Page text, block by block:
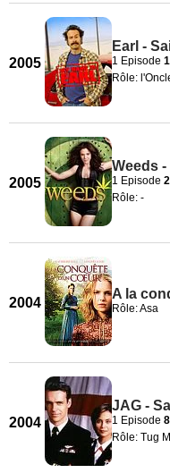
2005
Earl -
1 Episode
Rôle:
2005
Weeds
1 Episode 2
Rôle: -
2004
A la
Rôle: Asa
2004
JAG -
1 Episode 8
Rôle: Tug